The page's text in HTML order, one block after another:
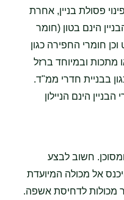
פסולת בניין, אחרת
הינם בטון (חומר
חומרי החפירה כגון
מתכות ובמיוחד ברזל
בבניית חדרי ממ"ד.
הינם הניילון
חשוב לבצע
אל מכולה המיועדת
מכולות לדחיסת אשפה.